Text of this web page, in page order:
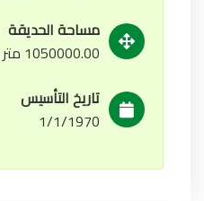
مساحة الحديقة
1050000.00 متر مربع
تاريخ التأسيس
1/1/1970